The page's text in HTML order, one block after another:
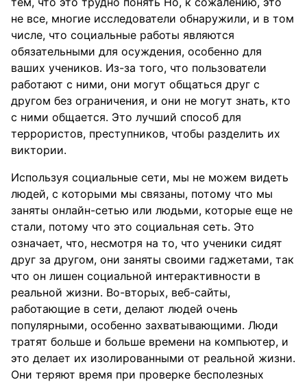
не все, многие исследователи обнаружили, и в том
числе, что социальные работы являются
обязательными для осуждения, особенно для
ваших учеников. Из-за того, что пользователи
работают с ними, они могут общаться друг с
другом без ограничения, и они не могут знать, кто
с ними общается. Это лучший способ для
террористов, преступников, чтобы разделить их
виктории.
Используя социальные сети, мы не можем видеть
людей, с которыми мы связаны, потому что мы
заняты онлайн-сетью или людьми, которые еще не
стали, потому что это социальная сеть. Это
означает, что, несмотря на то, что ученики сидят
друг за другом, они заняты своими гаджетами, так
что он лишен социальной интерактивности в
реальной жизни. Во-вторых, веб-сайты,
работающие в сети, делают людей очень
популярными, особенно захватывающими. Люди
тратят больше и больше времени на компьютер, и
это делает их изолированными от реальной жизни.
Они теряют время при проверке бесполезных